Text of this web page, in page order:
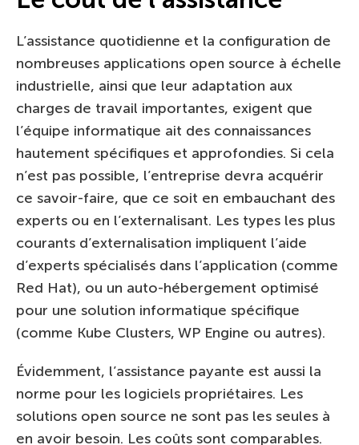
L’assistance quotidienne et la configuration de
nombreuses applications open source à échelle
industrielle, ainsi que leur adaptation aux
charges de travail importantes, exigent que
l’équipe informatique ait des connaissances
hautement spécifiques et approfondies. Si cela
n’est pas possible, l’entreprise devra acquérir
ce savoir-faire, que ce soit en embauchant des
experts ou en l’externalisant. Les types les plus
courants d’externalisation impliquent l’aide
d’experts spécialisés dans l’application (comme
Red Hat), ou un auto-hébergement optimisé
pour une solution informatique spécifique
(comme Kube Clusters, WP Engine ou autres).
Évidemment, l’assistance payante est aussi la
norme pour les logiciels propriétaires. Les
solutions open source ne sont pas les seules à
en avoir besoin. Les coûts sont comparables.